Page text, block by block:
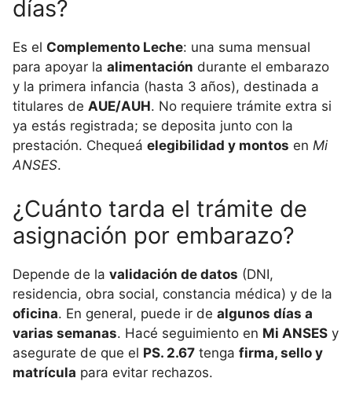
días?
Es el Complemento Leche: una suma mensual
para apoyar la alimentación durante el embarazo
y la primera infancia (hasta 3 años), destinada a
titulares de AUE/AUH. No requiere trámite extra si
ya estás registrada; se deposita junto con la
prestación. Chequeá elegibilidad y montos en Mi
ANSES.
¿Cuánto tarda el trámite de
asignación por embarazo?
Depende de la validación de datos (DNI,
residencia, obra social, constancia médica) y de la
oficina. En general, puede ir de algunos días a
varias semanas. Hacé seguimiento en Mi ANSES y
asegurate de que el PS. 2.67 tenga firma, sello y
matrícula para evitar rechazos.